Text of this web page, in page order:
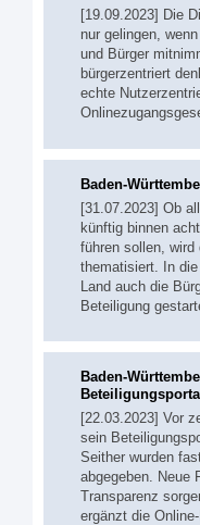
[19.09.2023] Die
nur gelingen,
und Bürger
bürgerzentriert
echte
Baden-
[31.07.2023] Ob
künftig binnen
führen sollen, wird
thematisiert. In
Land auch die
Beteiligung
Baden-
Beteiligungsportal
[22.03.2023] Vor
sein
Seither wurden
abgegeben. Neue
Transparenz
ergänzt die